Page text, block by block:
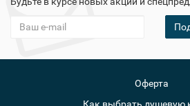
Оферта